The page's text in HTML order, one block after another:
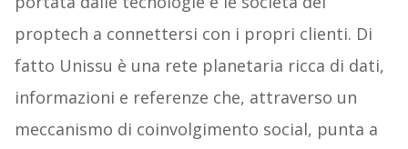
proptech a connettersi con i propri clienti. Di
fatto Unissu è una rete planetaria ricca di dati,
informazioni e referenze che, attraverso un
meccanismo di coinvolgimento social, punta a